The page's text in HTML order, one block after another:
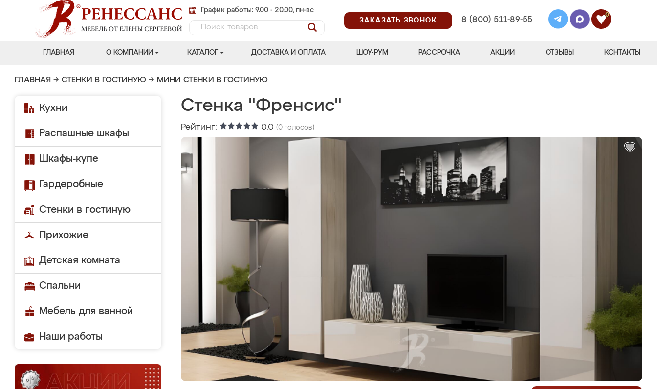
График работы: 9.00 - 20.00, пн-вс
ЗАКАЗАТЬ ЗВОНОК
8 (800) 511-89-55
0
ГЛАВНАЯ О КОМПАНИИ КАТАЛОГ ДОСТАВКА И ОПЛАТА ШОУ-РУМ РАССРОЧКА АКЦИИ ОТЗЫВЫ КОНТАКТЫ
ГЛАВНАЯ → СТЕНКИ В ГОСТИНУЮ → МИНИ СТЕНКИ В ГОСТИНУЮ
Кухни
Распашные шкафы
Шкафы-купе
Гардеробные
Стенки в гостиную
Прихожие
Детская комната
Спальни
Мебель для ванной
Наши работы
Стенка "Френсис"
Рейтинг: 0.0 (0 голосов)